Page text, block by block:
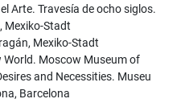
Arte. Travesía de ocho siglos.
Mexiko-Stadt
Mexiko-Stadt
Moscow Museum of
and Necessities. Museu
Barcelona